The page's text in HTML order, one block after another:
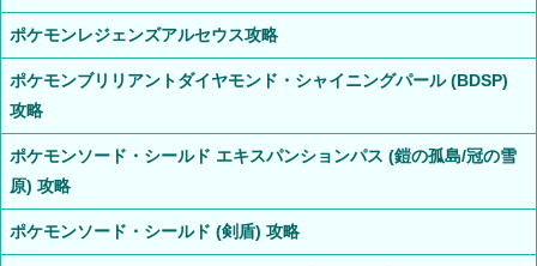
ポケモンレジェンズアルセウス攻略
ポケモンブリリアントダイヤモンド・シャイニングパール (BDSP)
攻略
ポケモンソード・シールド エキスパンションパス (鎧の孤島/冠の雪
原) 攻略
ポケモンソード・シールド (剣盾) 攻略